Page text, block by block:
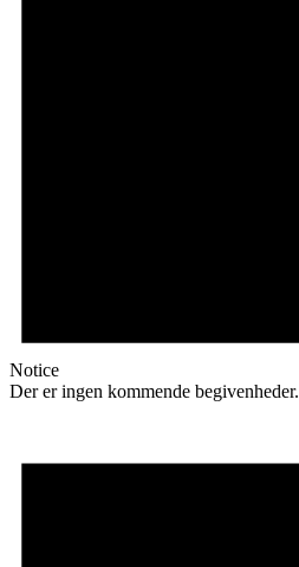
Notice
Der er ingen kommende begivenheder.